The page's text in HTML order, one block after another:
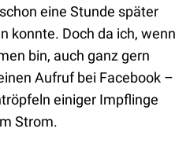
eine Stunde später
konnte. Doch da ich, wenn
bin, auch ganz gern
Aufruf bei Facebook –
einiger Impflinge
Strom.